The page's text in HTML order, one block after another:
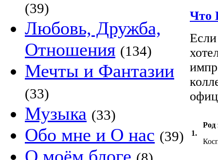
(39)
Любовь, Дружба,
Отношения (134)
Мечты и Фантазии
(33)
Музыка (33)
Обо мне и О нас (39)
Что
1.
Род